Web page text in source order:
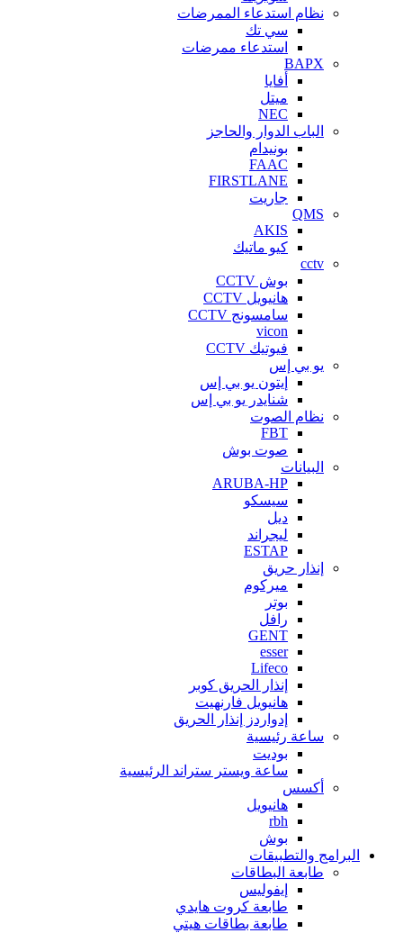
نظام استدعاء الممرضات
سي تك
استدعاء ممرضات
BAPX
أفايا
ميتل
NEC
الباب الدوار والحاجز
بونيدام
FAAC
FIRSTLANE
جاريت
QMS
AKIS
كيو ماتيك
cctv
بوش CCTV
هانيويل CCTV
سامسونج CCTV
vicon
فيوتيك CCTV
يو بي إس
إيتون يو بي إس
شنايدر يو بي إس
نظام الصوت
FBT
صوت بوش
البيانات
ARUBA-HP
سيسكو
ديل
ليجراند
ESTAP
إنذار حريق
ميركوم
بوتر
رافل
GENT
esser
Lifeco
إنذار الحريق كوبر
هانيويل فارنهيت
إدواردز إنذار الحريق
ساعة رئيسية
بوديت
ساعة ويستر ستراند الرئيسية
أكسس
هانيويل
rbh
بوش
البرامج والتطبيقات
طابعة البطاقات
إيفوليس
طابعة كروت هايدي
طابعة بطاقات هيتي